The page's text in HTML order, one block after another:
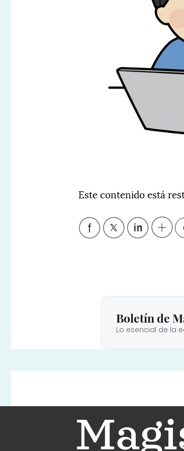
Este contenido está
Boletín de
Lo esencial de la